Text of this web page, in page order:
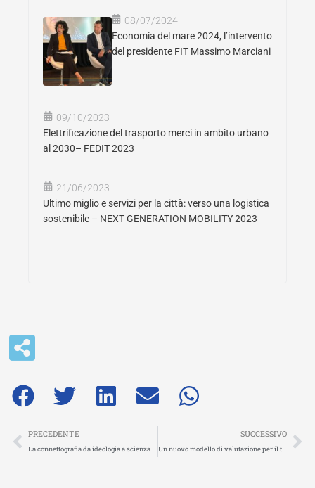
08/07/2024
Economia del mare 2024, l’intervento
del presidente FIT Massimo Marciani
09/10/2023
Elettrificazione del trasporto merci in ambito urbano
al 2030– FEDIT 2023
21/06/2023
Ultimo miglio e servizi per la città: verso una logistica
sostenibile – NEXT GENERATION MOBILITY 2023
Precedente
PRECEDENTE
La connettografia da ideologia a scienza e i percorsi delle supply chain internazionali – Webinar online 2020
SUCCESSIVO
Un nuovo modello di valutazione per il trasporto e la logistica